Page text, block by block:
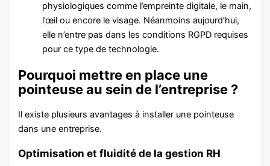
physiologiques comme l’empreinte digitale, le main,
l’œil ou encore le visage. Néanmoins aujourd’hui,
elle n’entre pas dans les conditions RGPD requises
pour ce type de technologie.
Pourquoi mettre en place une
pointeuse au sein de l’entreprise ?
Il existe plusieurs avantages à installer une pointeuse
dans une entreprise.
Optimisation et fluidité de la gestion RH